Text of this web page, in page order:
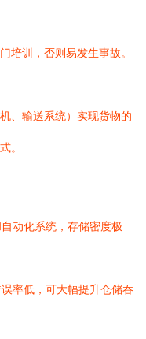
培训，否则易发生事故。
、输送系统）实现货物的
。
动化系统，存储密度极
率低，可大幅提升仓储吞